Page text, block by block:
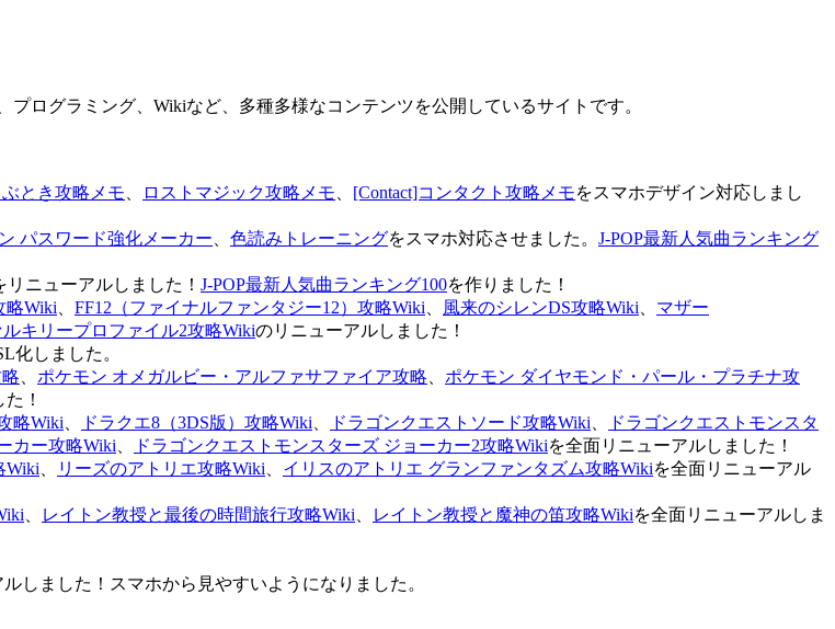
ログラミング、Wikiなど、多種多様なコンテンツを公開しているサイトです。
とき攻略メモ ロストマジック攻略メモ [Contact]コンタクト攻略メモをスマホデザイン対応しまし
パスワード強化メーカー 色読みトレーニングをスマホ対応させました。 J-POP最新人気曲ランキング
ニューアルしました！ J-POP最新人気曲ランキング100を作りました！
略Wiki FF12（ファイナルファンタジー12）攻略Wiki 風来のシレンDS攻略Wiki
マザー
ルキリープロファイル2攻略Wikiのリニューアルしました！
化しました。
ポケモン オメガルビー・アルファサファイア攻略
ポケモン ダイヤモンド・パール・プラチナ攻
！
略Wiki ドラクエ8（3DS版）攻略Wiki ドラゴンクエストソード攻略Wiki
ドラゴンクエストモンスタ
カー攻略Wiki ドラゴンクエストモンスターズ ジョーカー2攻略Wikiを全面リニューアルしました！
Wiki リーズのアトリエ攻略Wiki イリスのアトリエ グランファンタズム攻略Wikiを全面リニューアル
レイトン教授と最後の時間旅行攻略Wiki レイトン教授と魔神の笛攻略Wikiを全面リニューアルしま
しました！スマホから見やすいようになりました。